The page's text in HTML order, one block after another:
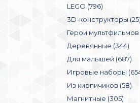
LEGO (796)
3D-конструкторы (25)
Герои мультфильмов
Деревянные (344)
Для малышей (687)
Игровые наборы
Из кирпичиков (58)
Магнитные (305)